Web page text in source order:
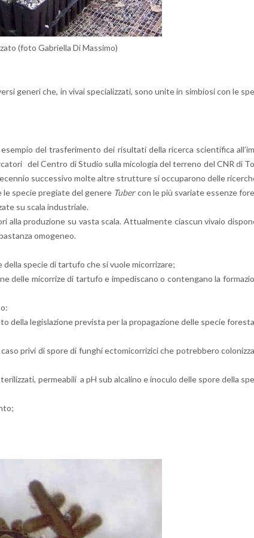
(foto Ga­briel­la Di Mas­si­mo)
ge­ne­ri che, in vivai spe­cia­liz­za­ti, sono unite in sim­bio­si con le
del tra­sfe­ri­men­to dei ri­sul­ta­ti della ri­cer­ca scien­ti­fi­ca
del Cen­tro di Stu­dio sulla mi­co­lo­gia del ter­re­no del CNR di
suc­ces­si­vo molte altre strut­tu­re si oc­cu­pa­ro­no delle
spe­cie pre­gia­te del ge­ne­re Tubercon le più sva­ria­te es­sen­ze
su scala in­du­stria­le.
pro­du­zio­ne su vasta scala. At­tual­men­te cia­scun vi­va­io
omo­ge­neo.
spe­cie di tar­tu­fo che si vuole mi­cor­ri­za­re;
delle mi­cor­ri­ze di tar­tu­fo e im­pe­di­sca­no o con­ten­ga­no la
della le­gi­sla­zio­ne pre­vi­sta per la pro­pa­ga­zio­ne delle spe­cie
privi di spore di fun­ghi ec­to­mi­cor­ri­zi­ci che po­treb­be­ro
per­mea­bi­li a pH sub al­ca­li­no e ino­cu­lo delle spore della